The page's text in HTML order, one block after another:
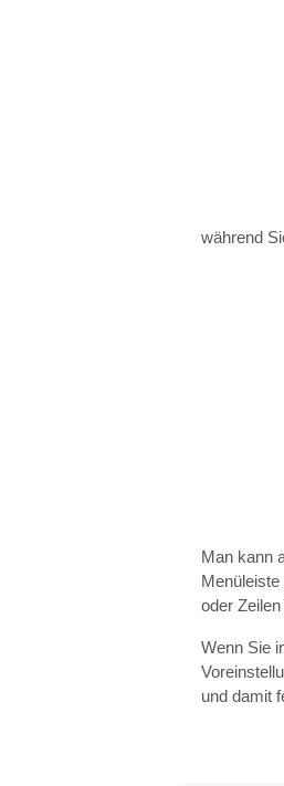
während
Man kann
Menüleiste
oder
Wenn Sie
und damit